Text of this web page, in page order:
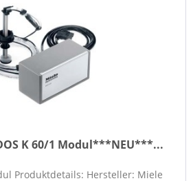
K 60/1 Modul***NEU***...
Produktdetails: Hersteller: Miele